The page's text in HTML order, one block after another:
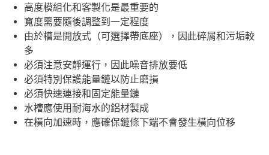
高度模組化和客製化是最重要的
寬度需要隨後調整到一定程度
由於槽是開放式（可選擇帶底座），因此碎屑和污垢較
多
必須注意安靜運行，因此噪音排放要低
必須特別保護能量鏈以防止磨損
必須快速連接和固定能量鏈
水槽應使用耐海水的鋁材製成
在橫向加速時，應確保鏈條下端不會發生橫向位移